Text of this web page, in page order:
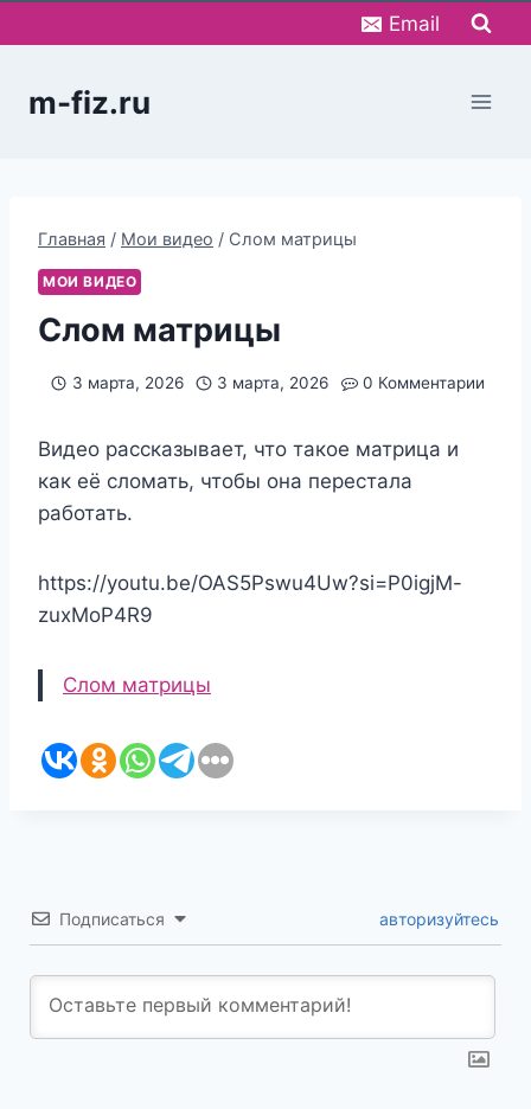
к
Email
m-fiz.ru
Главная / Мои видео / Слом матрицы
МОИ ВИДЕО
Слом матрицы
3 марта, 2026 3 марта, 2026 0 Комментарии
Видео рассказывает, что такое матрица и
как её сломать, чтобы она перестала
работать.
https://youtu.be/OAS5Pswu4Uw?si=P0igjM-
zuxMoP4R9
Слом матрицы
Подписаться авторизуйтесь